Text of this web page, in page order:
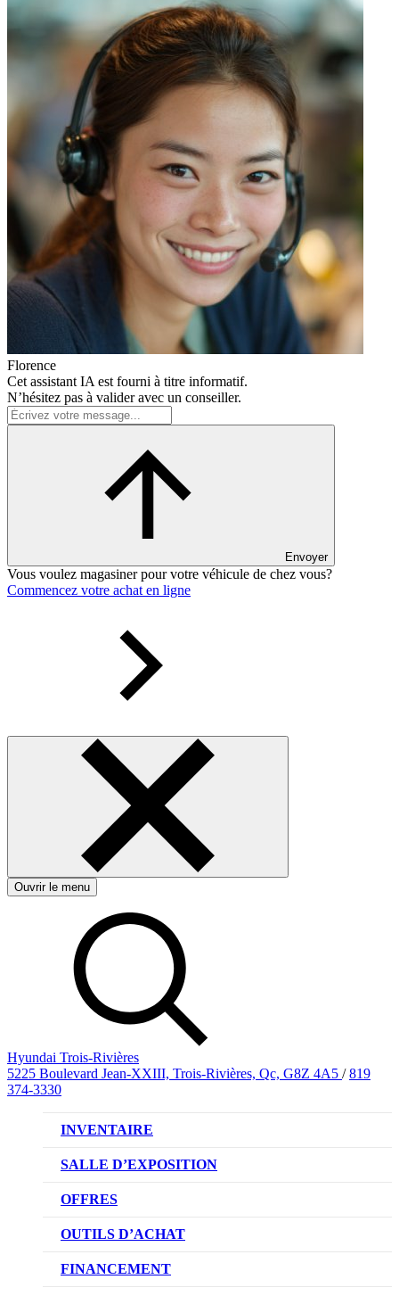
Florence
Cet assistant IA est fourni à titre informatif.
N’hésitez pas à valider avec un conseiller.
Envoyer
Vous voulez magasiner pour votre véhicule de chez vous?
Commencez votre achat en ligne
Ouvrir le menu
Hyundai Trois-Rivières
5225 Boulevard Jean-XXIII, Trois-Rivières, Qc, G8Z 4A5 / 819
374-3330
INVENTAIRE
VÉHICULES NEUFS
VÉHICULES D’OCCASION
SALLE D’EXPOSITION
OFFRES
OFFRE DE VÉHICULES NEUFS
OFFRES DU CONCESSIONNAIRE
OUTILS D’ACHAT
CL!QUEZ ET ACHETEZ HYUNDAI
FINANCEMENT